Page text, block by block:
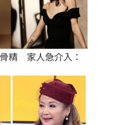
精　家人急介入：